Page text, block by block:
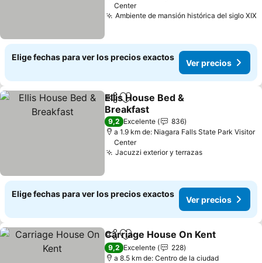
Center
Ambiente de mansión histórica del siglo XIX
Elige fechas para ver los precios exactos
Ver precios
CompartirAgregar a favoritos
Ellis House Bed &
Breakfast
Ver precios
9,2 Excelente
836
a 1.9 km de: Niagara Falls State Park Visitor
Center
Jacuzzi exterior y terrazasVer precios
Elige fechas para ver los precios exactos
Ver precios
CompartirAgregar a favoritos
Carriage House On Kent
9,2 Excelente
228
a 8.5 km de: Centro de la ciudad